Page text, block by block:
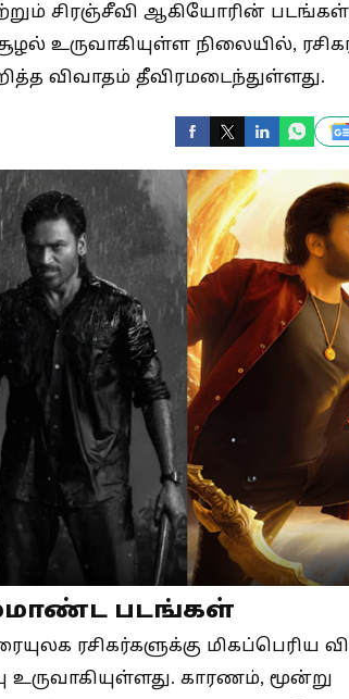
மற்றும் சிரஞ்சீவி ஆகியோரின்
உருவாகியுள்ள நிலையில்,
விவாதம் தீவிரமடைந்துள்ளது.
படங்கள்
ரசிகர்களுக்கு மிகப்பெரிய
காரணம், மூன்று